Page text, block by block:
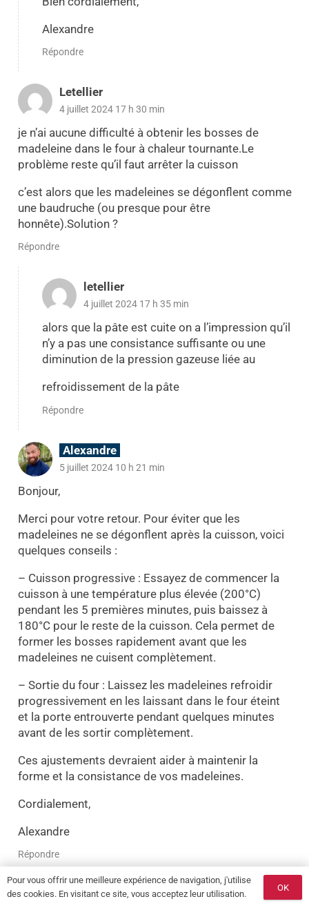
Alexandre
Répondre
Letellier
4 juillet 2024 17 h 30 min
je n’ai aucune difficulté à obtenir les bosses de
madeleine dans le four à chaleur tournante.Le
problème reste qu’il faut arrêter la cuisson
c’est alors que les madeleines se dégonflent comme
une baudruche (ou presque pour être
honnête).Solution ?
Répondre
letellier
4 juillet 2024 17 h 35 min
alors que la pâte est cuite on a l’impression qu’il
n’y a pas une consistance suffisante ou une
diminution de la pression gazeuse liée au
refroidissement de la pâte
Répondre
Alexandre
5 juillet 2024 10 h 21 min
Bonjour,
Merci pour votre retour. Pour éviter que les
madeleines ne se dégonflent après la cuisson, voici
quelques conseils :
– Cuisson progressive : Essayez de commencer la
cuisson à une température plus élevée (200°C)
pendant les 5 premières minutes, puis baissez à
180°C pour le reste de la cuisson. Cela permet de
former les bosses rapidement avant que les
madeleines ne cuisent complètement.
– Sortie du four : Laissez les madeleines refroidir
progressivement en les laissant dans le four éteint
et la porte entrouverte pendant quelques minutes
avant de les sortir complètement.
Ces ajustements devraient aider à maintenir la
forme et la consistance de vos madeleines.
Cordialement,
Alexandre
Répondre
Anna
Pour vous offrir une meilleure expérience de navigation, j'utilise
des cookies. En visitant ce site, vous acceptez leur utilisation.
OK